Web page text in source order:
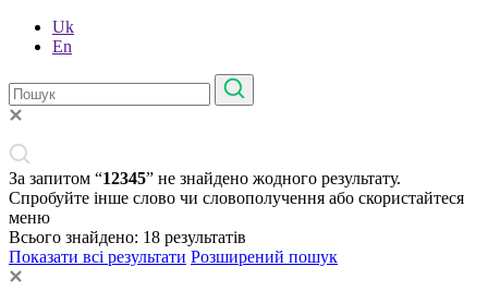
Uk
En
За запитом “12345” не знайдено жодного результату.
Спробуйте інше слово чи словополучення або скористайтеся
меню
Всього знайдено: 18 результатів
Показати всі результати Розширений пошук